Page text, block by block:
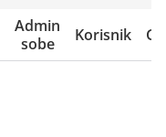
Admin
sobe
Korisnik